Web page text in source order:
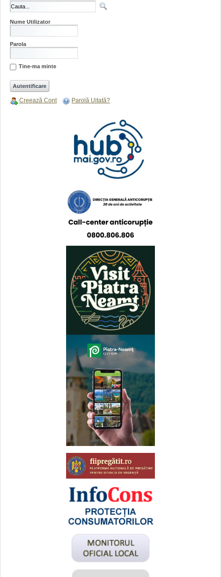
Nume Utilizator
Parola
Tine-ma minte
Creează Cont Parolă Uitată?